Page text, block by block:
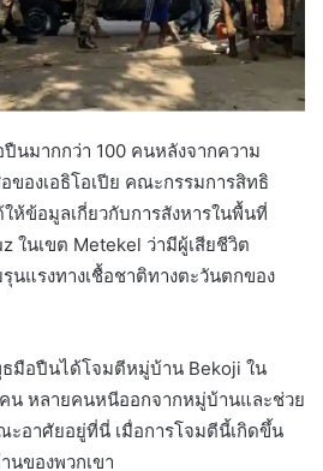
นมากกว่า 100 คนหลังจากความ
ของเอธิโอเปีย คณะกรรมการสิทธิ
ห้ข้อมูลเกี่ยวกับการสังหารในพื้นที่
ในเขต Metekel ว่ามีผู้เสียชีวิต
นแรงทางเชื้อชาติทางตะวันตกของ
มือปืนได้โจมตีหมู่บ้าน Bekoji ใน
น หลายคนหนีออกจากหมู่บ้านและช่วย
ะอาศัยอยู่ที่นี่ เมื่อการโจมตีนี้เกิดขึ้น
นของพวกเขา